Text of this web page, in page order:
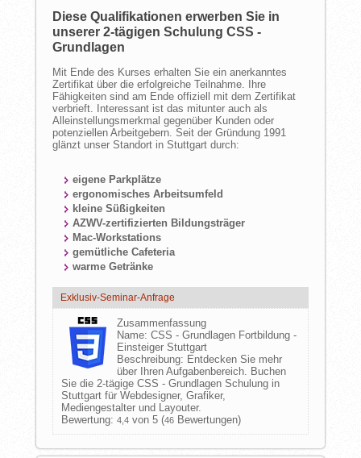
Diese Qualifikationen erwerben Sie in
unserer 2-tägigen Schulung CSS -
Grundlagen
Mit Ende des Kurses erhalten Sie ein anerkanntes
Zertifikat über die erfolgreiche Teilnahme. Ihre
Fähigkeiten sind am Ende offiziell mit dem Zertifikat
verbrieft. Interessant ist das mitunter auch als
Alleinstellungsmerkmal gegenüber Kunden oder
potenziellen Arbeitgebern. Seit der Gründung 1991
glänzt unser Standort in Stuttgart durch:
eigene Parkplätze
ergonomisches Arbeitsumfeld
kleine Süßigkeiten
AZWV-zertifizierten Bildungsträger
Mac-Workstations
gemütliche Cafeteria
warme Getränke
Exklusiv-Seminar-Anfrage
Zusammenfassung
Name: CSS - Grundlagen Fortbildung -
Einsteiger Stuttgart
Beschreibung: Entdecken Sie mehr
über Ihren Aufgabenbereich. Buchen
Sie die 2-tägige CSS - Grundlagen Schulung in
Stuttgart für Webdesigner, Grafiker,
Mediengestalter und Layouter.
Bewertung: 4,4von 5 (46Bewertungen)